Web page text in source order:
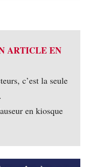
ARTICLE EN
c’est la seule
en kiosque